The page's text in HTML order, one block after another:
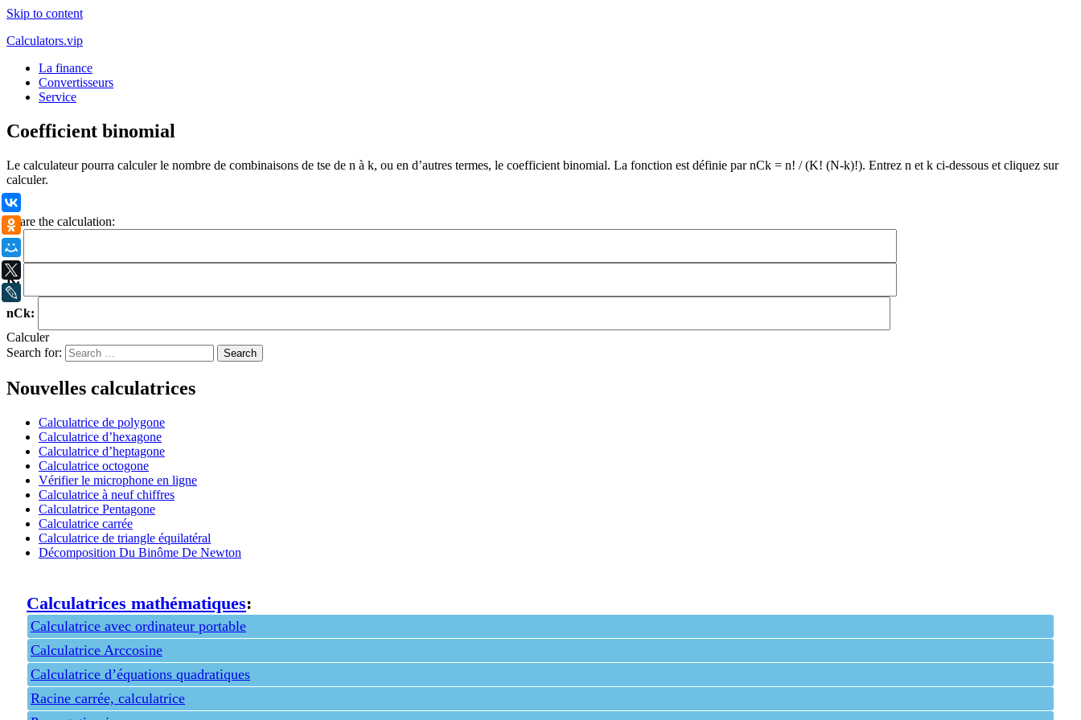
Skip to content
Calculators.vip
La finance
Convertisseurs
Service
Coefficient binomial
Le calculateur pourra calculer le nombre de combinaisons de tse de n à k, ou en d’autres termes, le coefficient binomial. La fonction est définie par nCk = n! / (K! (N-k)!). Entrez n et k ci-dessous et cliquez sur
calculer.
.
Share the calculation:
N:
K:
nCk:
Calculer
Search for:
Nouvelles calculatrices
Calculatrice de polygone
Calculatrice d’hexagone
Calculatrice d’heptagone
Calculatrice octogone
Vérifier le microphone en ligne
Calculatrice à neuf chiffres
Calculatrice Pentagone
Calculatrice carrée
Calculatrice de triangle équilatéral
Décomposition Du Binôme De Newton
Calculatrices mathématiques:
Calculatrice avec ordinateur portable
Calculatrice Arccosine
Calculatrice d’équations quadratiques
Racine carrée, calculatrice
Одноклассники